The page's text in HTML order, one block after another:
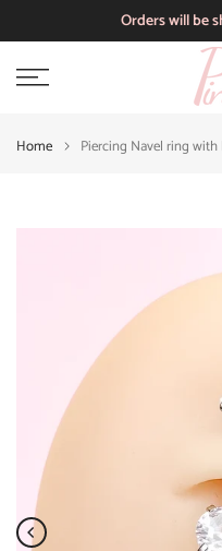
to
content
Orders will be
Home Piercing Navel ring